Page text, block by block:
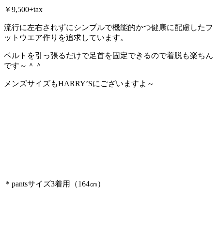
￥9,500+tax
流行に左右されずにシンプルで機能的かつ健康に配慮したフ
ットウエア作りを追求しています。
ベルトを引っ張るだけで足首を固定できるので着脱も楽ちん
です～＾＾
メンズサイズもHARRY’Sにございますよ～
＊pantsサイズ3着用（164㎝）